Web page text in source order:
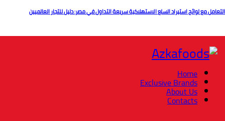
التعامل مع لوائح استيراد السلع الاستهلاكية سريعة التداول في مصر: دليل للتجار العالميين
Home
Exclusive Brands
About Us
Contacts